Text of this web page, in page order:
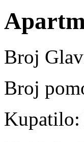
Broj
Broj
Kupatilo: